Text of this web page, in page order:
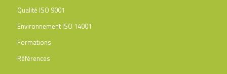
Qualité ISO 9001
Environnement ISO 14001
Formations
Références